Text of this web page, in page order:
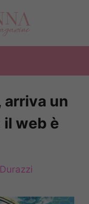
arriva un
web è